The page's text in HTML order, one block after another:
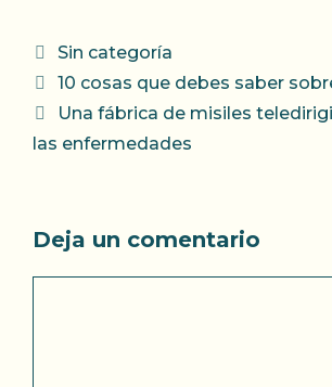
Categorías
Sin categoría
10 cosas que debes saber
Una fábrica de misiles
las enfermedades
Deja un comentario